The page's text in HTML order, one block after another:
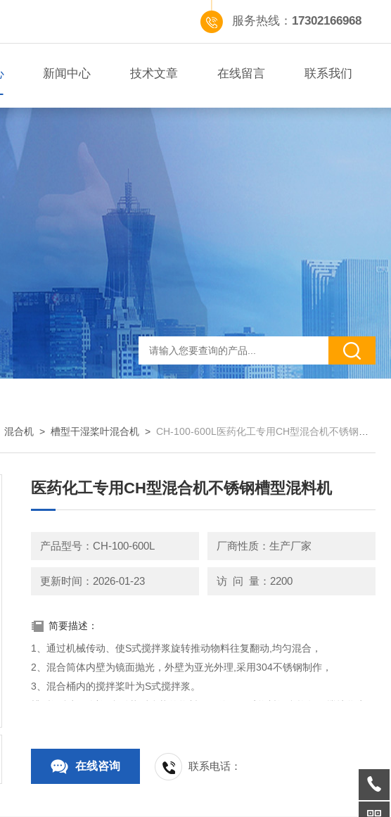
服务热线： 17302166968
新闻中心 技术文章 在线留言 联系我们
混合机 >槽型干湿桨叶混合机 >CH-100-600L医药化工专用CH型混合机不锈钢槽型混料机
医药化工专用CH型混合机不锈钢槽型混料机
产品型号：CH-100-600L 厂商性质：生产厂家
更新时间：2026-01-23 访 问 量：2200
简要描述：
1、通过机械传动、使S式搅拌浆旋转推动物料往复翻动,均匀混合，
2、混合筒体内壁为镜面抛光，外壁为亚光外理,采用304不锈钢制作，
3、混合桶内的搅拌桨叶为S式搅拌浆。
槽型混合机用以混合粉状后糊状的物料，可使不同质物料混合均匀，搅拌浆为通
在线咨询 联系电话：